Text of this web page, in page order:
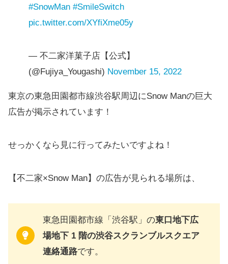
#SnowMan #SmileSwitch
pic.twitter.com/XYfiXme05y
— 不二家洋菓子店【公式】
(@Fujiya_Yougashi) November 15, 2022
東京の東急田園都市線渋谷駅周辺にSnow Manの巨大
広告が掲示されています！
せっかくなら見に行ってみたいですよね！
【不二家×Snow Man】の広告が見られる場所は、
東急田園都市線「渋谷駅」の東口地下広
場地下 1 階の渋谷スクランブルスクエア
連絡通路です。